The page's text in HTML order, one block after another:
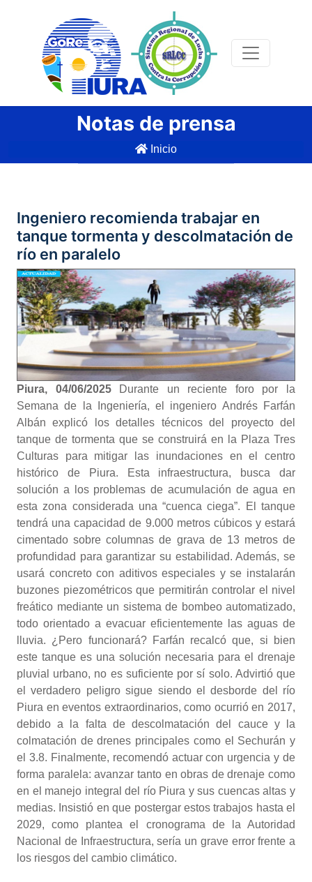
Notas de prensa
Inicio
Ingeniero recomienda trabajar en
tanque tormenta y descolmatación de
río en paralelo
Piura, 04/06/2025
Durante un reciente foro por la
Semana de la Ingeniería, el ingeniero Andrés Farfán
Albán explicó los detalles técnicos del proyecto del
tanque de tormenta que se construirá en la Plaza Tres
Culturas para mitigar las inundaciones en el centro
histórico de Piura. Esta infraestructura, busca dar
solución a los problemas de acumulación de agua en
esta zona considerada una “cuenca ciega”. El tanque
tendrá una capacidad de 9.000 metros cúbicos y estará
cimentado sobre columnas de grava de 13 metros de
profundidad para garantizar su estabilidad. Además, se
usará concreto con aditivos especiales y se instalarán
buzones piezométricos que permitirán controlar el nivel
freático mediante un sistema de bombeo automatizado,
todo orientado a evacuar eficientemente las aguas de
lluvia. ¿Pero funcionará? Farfán recalcó que, si bien
este tanque es una solución necesaria para el drenaje
pluvial urbano, no es suficiente por sí solo. Advirtió que
el verdadero peligro sigue siendo el desborde del río
Piura en eventos extraordinarios, como ocurrió en 2017,
debido a la falta de descolmatación del cauce y la
colmatación de drenes principales como el Sechurán y
el 3.8. Finalmente, recomendó actuar con urgencia y de
forma paralela: avanzar tanto en obras de drenaje como
en el manejo integral del río Piura y sus cuencas altas y
medias. Insistió en que postergar estos trabajos hasta el
2029, como plantea el cronograma de la Autoridad
Nacional de Infraestructura, sería un grave error frente a
los riesgos del cambio climático.